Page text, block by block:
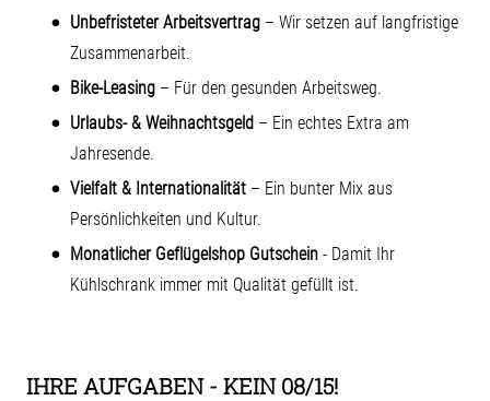
Unbefristeter Arbeitsvertrag – Wir setzen auf langfristige
Zusammenarbeit.
Bike-Leasing – Für den gesunden Arbeitsweg.
Urlaubs- & Weihnachtsgeld – Ein echtes Extra am
Jahresende.
Vielfalt & Internationalität – Ein bunter Mix aus
Persönlichkeiten und Kultur.
Monatlicher Geflügelshop Gutschein - Damit Ihr
Kühlschrank immer mit Qualität gefüllt ist.
IHRE AUFGABEN - KEIN 08/15!